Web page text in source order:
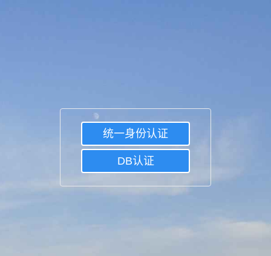
统一身份认证
DB认证